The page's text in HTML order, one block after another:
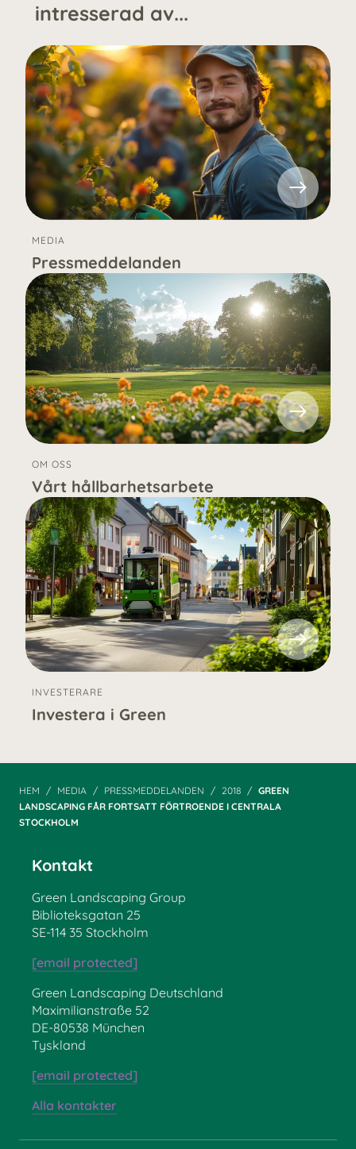
intresserad av...
MEDIA
Pressmeddelanden
OM OSS
Vårt hållbarhetsarbete
INVESTERARE
Investera i Green
HEM MEDIA PRESSMEDDELANDEN 2018
GREEN
LANDSCAPING FÅR FORTSATT FÖRTROENDE I CENTRALA
STOCKHOLM
Kontakt
Green Landscaping Group
Biblioteksgatan 25
SE-114 35 Stockholm
[email protected]
Green Landscaping Deutschland
Maximilianstraße 52
DE-80538 München
Tyskland
[email protected]
Alla kontakter